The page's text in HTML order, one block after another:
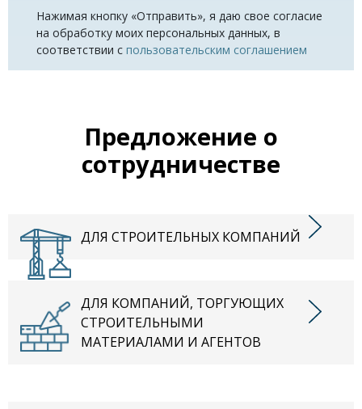
Нажимая кнопку «Отправить», я даю свое согласие
на обработку моих персональных данных, в
соответствии с пользовательским соглашением
Предложение о
сотрудничестве
ДЛЯ СТРОИТЕЛЬНЫХ КОМПАНИЙ
ДЛЯ КОМПАНИЙ, ТОРГУЮЩИХ
СТРОИТЕЛЬНЫМИ
МАТЕРИАЛАМИ И АГЕНТОВ